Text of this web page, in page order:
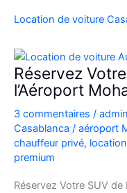
Casablanca
Fiat
500
:
pratiques
et
bons
Location de voiture
Réservez
l’Aéroport
3 commentaires / admin
Casablanca / aéroport
chauffeur privé,
premium
Réservez Votre SUV